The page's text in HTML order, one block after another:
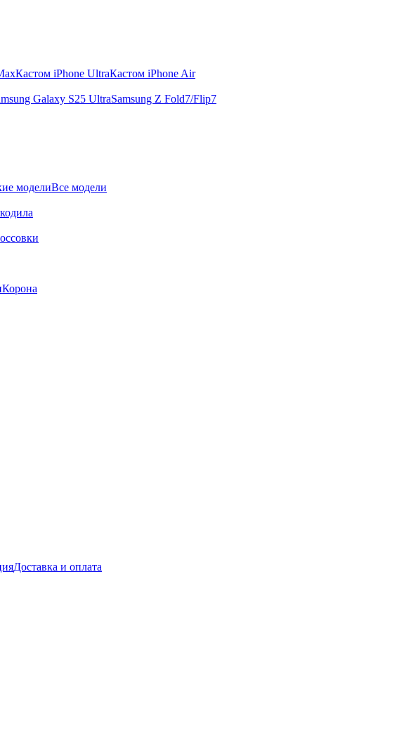
Кастом iPhone UltraКастом iPhone Air
Galaxy S25 UltraSamsung Z Fold7/Flip7
моделиВсе модели
Корона
Доставка и оплата